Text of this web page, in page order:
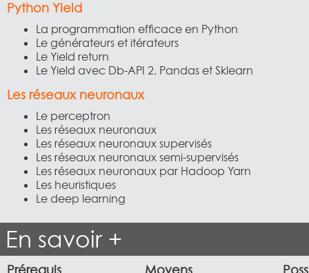
Python Yield
La programmation efficace en Python
Le générateurs et itérateurs
Le Yield return
Le Yield avec Db-API 2, Pandas et Sklearn
Les réseaux neuronaux
Le perceptron
Les réseaux neuronaux
Les réseaux neuronaux supervisés
Les réseaux neuronaux semi-supervisés
Les réseaux neuronaux par Hadoop Yarn
Les heuristiques
Le deep learning
En savoir +
Prérequis
Moyens